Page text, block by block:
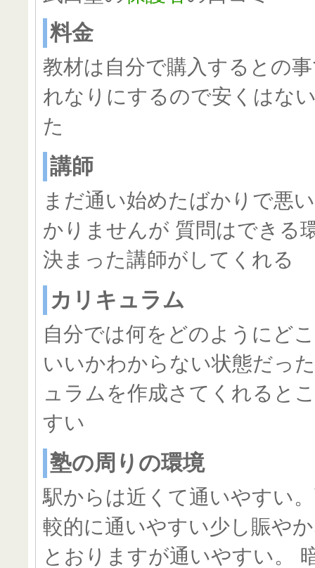
料金
教材は自分で購入するとの
れなりにするので安くはな
た
講師
まだ通い始めたばかりで悪
かりませんが 質問はできる
決まった講師がしてくれる
カリキュラム
自分では何をどのようにど
いいかわからない状態だっ
ュラムを作成さてくれると
すい
塾の周りの環境
駅からは近くて通いやすい
較的に通いやすい少し賑や
とおりますが通いやすい。